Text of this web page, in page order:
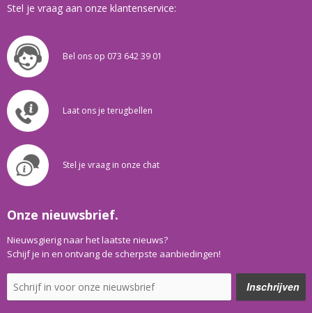
Stel je vraag aan onze klantenservice:
Bel ons op 073 642 39 01
Laat ons je terugbellen
Stel je vraag in onze chat
Onze nieuwsbrief.
Nieuwsgierig naar het laatste nieuws?
Schijf je in en ontvang de scherpste aanbiedingen!